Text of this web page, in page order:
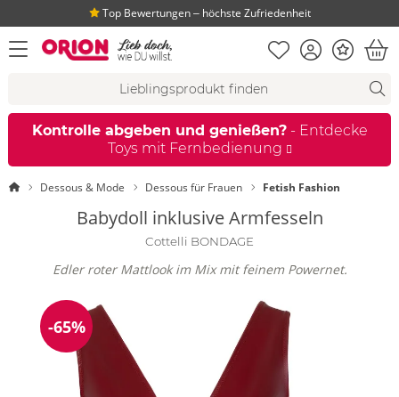
Top Bewertungen ‒ höchste Zufriedenheit
Menü öffnen Merkliste
KontoBonus
Kontrolle abgeben und genießen?- Entdecke
Toys mit Fernbedienung
StartseiteDessous & Mode Dessous für Frauen Fetish Fashion
Babydoll inklusive Armfesseln
Cottelli BONDAGE
Edler roter Mattlook im Mix mit feinem Powernet.
Reduzierung
-65%